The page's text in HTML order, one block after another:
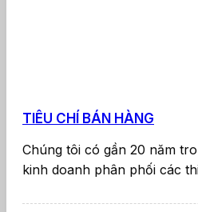
TIÊU CHÍ BÁN HÀNG
Chúng tôi có gần 20 năm
kinh doanh phân phối các